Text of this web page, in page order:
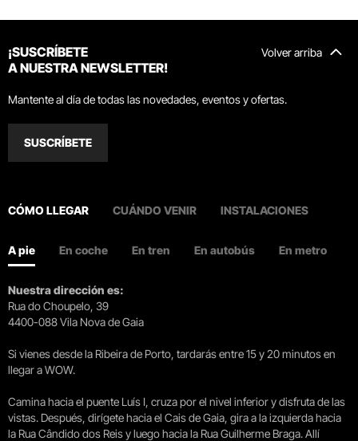
Volver arriba
¡SUSCRÍBETE
A NUESTRA NEWSLETTER!
Mantente al día de todas las novedades, eventos y ofertas.
SUSCRÍBETE
CÓMO LLEGAR CUÁNDO VENIR INSTALACIONES
A pie En coche En tren En autobús En metro
Nuestra dirección es:
Rua do Choupelo, 39
4400-088 Vila Nova de Gaia
Si vienes desde la Ribeira de Porto, tardarás entre 15 y 20 minutos en
llegar a WOW.
Camina hacia el puente Luís I, cruza por el nivel inferior y disfruta de las
vistas. Después, dirígete hacia el Cais de Gaia, gira a la izquierda hacia
la Rua Cândido dos Reis y luego hacia la Rua Guilherme Braga. Allí